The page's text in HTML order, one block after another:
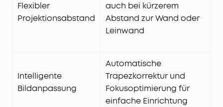
Flexibler
Projektionsabstand
auch bei kürzerem
Abstand zur Wand oder
Leinwand
Intelligente
Bildanpassung
Automatische
Trapezkorrektur und
Fokusoptimierung für
einfache Einrichtung